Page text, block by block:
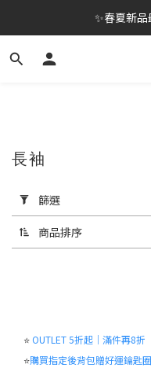
✨春夏新
✨春夏新
🔥OULET
✨購買指定後
用
篩
選
(0/20)
L(100)
(44)
長袖
篩選
商品排序
⭐OUTLET 5折起｜滿件再8折
⭐購買指定後背包贈好運鑰匙圈